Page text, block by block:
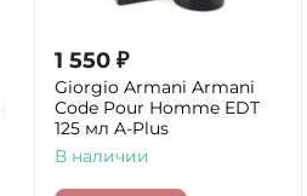
1 550 ₽
Giorgio Armani Armani
Code Pour Homme EDT
125 мл A-Plus
В наличии